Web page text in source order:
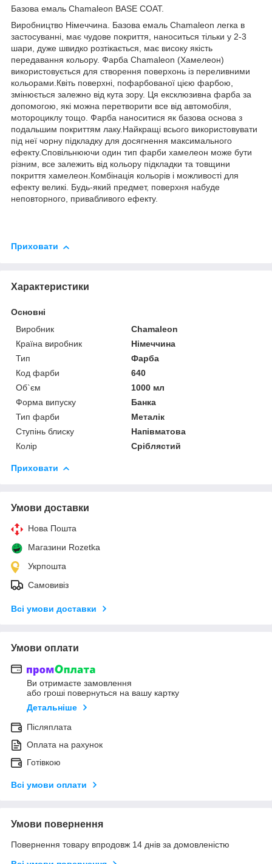
Базова емаль Chamaleon BASE COAT.
Виробництво Німеччина. Базова емаль Chamaleon легка в
застосуванні, має чудове покриття, наноситься тільки у 2-3
шари, дуже швидко розтікається, має високу якість
передавання кольору. Фарба Chamaleon (Хамелеон)
використовується для створення поверхонь із переливними
кольорами.Квіть поверхні, пофарбованої цією фарбою,
змінюється залежно від кута зору. Ця ексклюзивна фарба за
допомогою, які можна перетворити все від автомобіля,
мотороциклу тощо. Фарба наноситися як базова основа з
подальшим покриттям лаку.Найкращі всього використовувати
під неї чорну підкладку для досягнення максимального
ефекту.Сповільнюючи один тип фарби хамелеон може бути
різним, все залежить від кольору підкладки та товщини
покриття хамелеон.Комбінація кольорів і можливості для
ефекту великі. Будь-який предмет, поверхня набуде
неповторного, привабливого ефекту.
Приховати
Характеристики
Основні
Виробник
Chamaleon
Країна виробник
Німеччина
Тип
Фарба
Код фарби
640
Об`єм
1000 мл
Форма випуску
Банка
Тип фарби
Металік
Ступінь блиску
Напівматова
Колір
Сріблястий
Приховати
Умови доставки
Нова Пошта
Магазини Rozetka
Укрпошта
Самовивіз
Всі умови доставки
Умови оплати
Ви отримаєте замовлення
або гроші повернуться на вашу картку
Детальніше
Післяплата
Оплата на рахунок
Готівкою
Всі умови оплати
Умови повернення
Повернення товару впродовж 14 днів за домовленістю